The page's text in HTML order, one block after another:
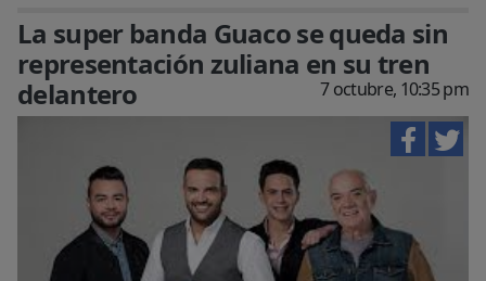
La super banda Guaco se queda sin
representación zuliana en su tren
delantero
7 octubre, 10:35 pm